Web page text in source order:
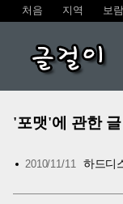
처음 지역 보
글걸이
'포맷'에 관한
2010/11/11 하드디